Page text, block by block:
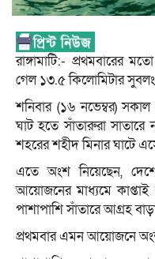
রাঙ্গামাটি:- প্রথমবারের
গেল ১৩.৫ কিলোমিটার
শনিবার (১৬ নভেম্বর)
ঘাট হতে সাঁতারুরা সাতারে
শহরের শহীদ মিনার ঘাটে
এতে অংশ নিয়েছেন,
আয়োজনের মাধ্যমে
পাশাপাশি সাঁতারে আগ্রহ
প্রথমবার এমন আয়োজনে